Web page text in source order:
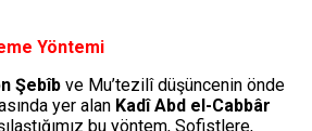
Yöntemi
Şebîb ve Mu’tezilî düşüncenin önde
yer alan Kadî Abd el-Cabbâr
bu yöntem, Sofistlere,